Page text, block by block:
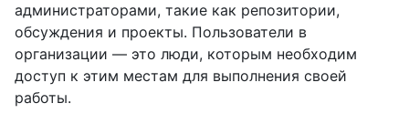
администраторами, такие как репозитории,
обсуждения и проекты. Пользователи в
организации — это люди, которым необходим
доступ к этим местам для выполнения своей
работы.